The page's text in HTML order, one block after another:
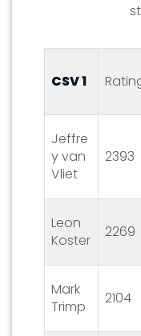
CSV 1
Jeffre
y van
Vliet
2393
Leon
Koster
2269
Mark
Trimp
2104